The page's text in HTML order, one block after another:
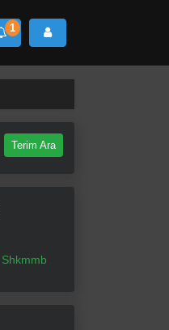
1
Terim Ara
Shkmmb